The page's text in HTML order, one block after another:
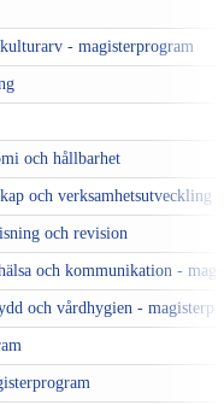
- magisterprogram
och hållbarhet
och verksamhetsutveckling
och revision
och kommunikation -
och vårdhygien -